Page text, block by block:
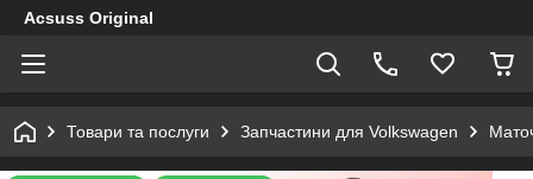
Acsuss Original
Товари та послуги Запчастини для Volkswagen